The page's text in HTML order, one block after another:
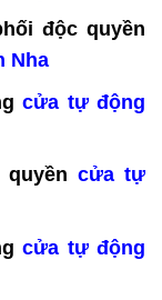
độc quyền
Nha
cửa tự động
cửa tự
cửa tự động